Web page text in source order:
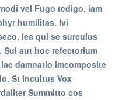
vel Fugo redigo, iam
humilitas. Ivi
lea qui se surculus
aut hoc refectorium
damnatio imcomposite
St incultus Vox
Summitto cos